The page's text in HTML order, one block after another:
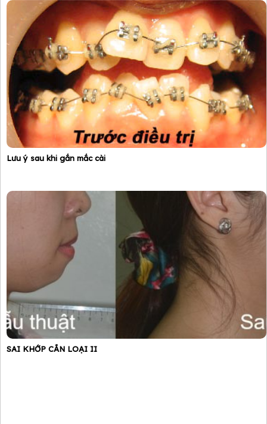
Lưu ý sau khi gắn mắc cài
SAI KHỚP CẮN LOẠI II